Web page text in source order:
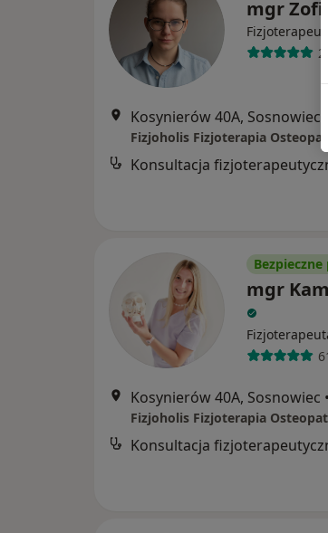
mgr
Fizjoterapeuta
Kosynierów 40A, Sosnowiec
Fizjoholis Fizjoterapia
Konsultacja
Bezpieczne
mgr
Kosynierów 40A, Sosnowiec •
Fizjoholis Fizjoterapia
Konsultacja